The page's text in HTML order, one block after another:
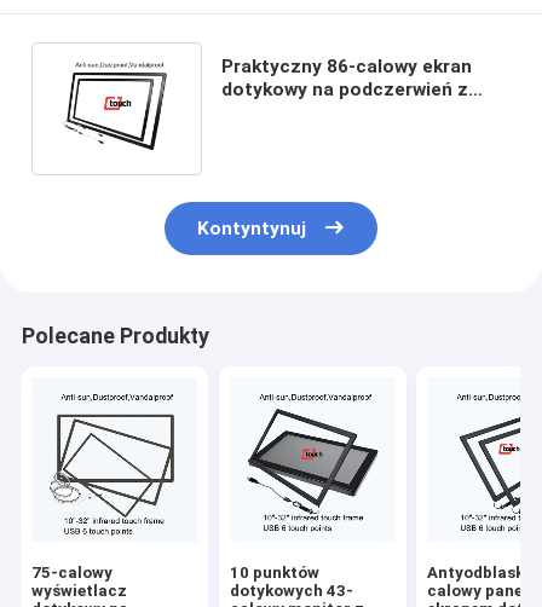
Praktyczny 86-calowy ekran
dotykowy na podczerwień z
Kontyntynuj
Polecane Produkty
75-calowy
wyświetlacz
10 punktów
dotykowych 43-
calowy panel z